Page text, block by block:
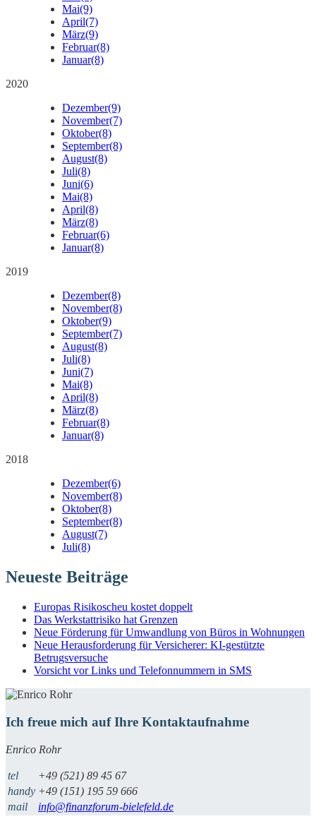
Mai(9)
April(7)
März(9)
Februar(8)
Januar(8)
2020
Dezember(9)
November(7)
Oktober(8)
September(8)
August(8)
Juli(8)
Juni(6)
Mai(8)
April(8)
März(8)
Februar(6)
Januar(8)
2019
Dezember(8)
November(8)
Oktober(9)
September(7)
August(8)
Juli(8)
Juni(7)
Mai(8)
April(8)
März(8)
Februar(8)
Januar(8)
2018
Dezember(6)
November(8)
Oktober(8)
September(8)
August(7)
Juli(8)
Neueste Beiträge
Europas Risikoscheu kostet doppelt
Das Werkstattrisiko hat Grenzen
Neue Förderung für Umwandlung von Büros in Wohnungen
Neue Herausforderung für Versicherer: KI-gestützte
Betrugsversuche
Vorsicht vor Links und Telefonnummern in SMS
Ich freue mich auf Ihre Kontaktaufnahme
Enrico Rohr
tel
+49 (521) 89 45 67
handy +49 (151) 195 59 666
mail
info@finanzforum-bielefeld.de